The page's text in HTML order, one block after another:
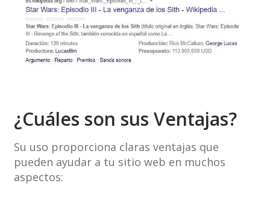
¿Cuáles son sus Ventajas?
Su uso proporciona claras ventajas que
pueden ayudar a tu sitio web en muchos
aspectos: